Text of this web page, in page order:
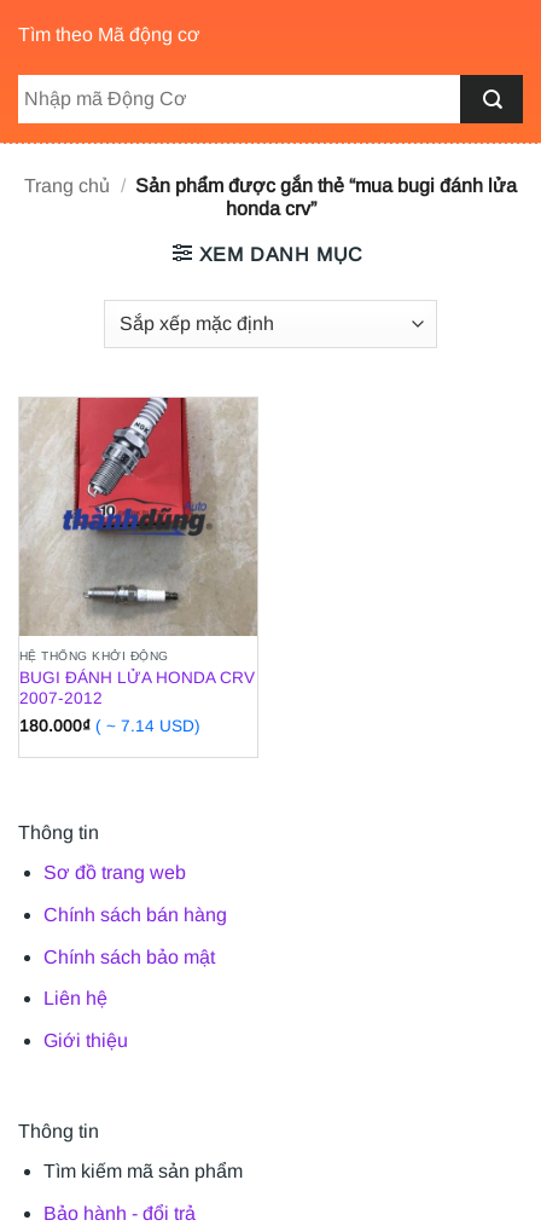
Tìm theo Mã động cơ
Trang chủ / Sản phẩm được gắn thẻ “mua bugi đánh lửa
honda crv”
XEM DANH MỤC
HỆ THỐNG KHỞI ĐỘNG
BUGI ĐÁNH LỬA HONDA CRV
2007-2012
180.000₫ ( ~ 7.14 USD)
Thông tin
Sơ đồ trang web
Chính sách bán hàng
Chính sách bảo mật
Liên hệ
Giới thiệu
Thông tin
Tìm kiếm mã sản phẩm
Bảo hành - đổi trả